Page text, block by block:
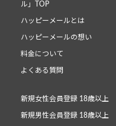
ル」TOP
ハッピーメールとは
ハッピーメールの想い
料金について
よくある質問
新規女性会員登録 18歳以上
新規男性会員登録 18歳以上